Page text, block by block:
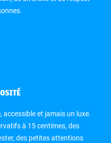
accessible et jamais un luxe.
à 15 centimes, des
des petites attentions